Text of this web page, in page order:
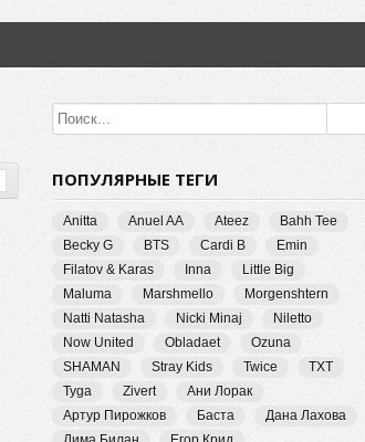
ПОПУЛЯРНЫЕ ТЕГИ
Anitta Anuel AA Ateez
Bahh Tee
Becky G
BTS Cardi B
Emin
Filatov & Karas
Inna
Little Big
Maluma
Marshmello
Morgenshtern
Natti Natasha
Nicki Minaj
Niletto
Now United
Obladaet
Ozuna
SHAMAN
Stray Kids Twice
TXT
Tyga
Zivert
Ани Лорак
Артур Пирожков
Баста
Дана Лахова